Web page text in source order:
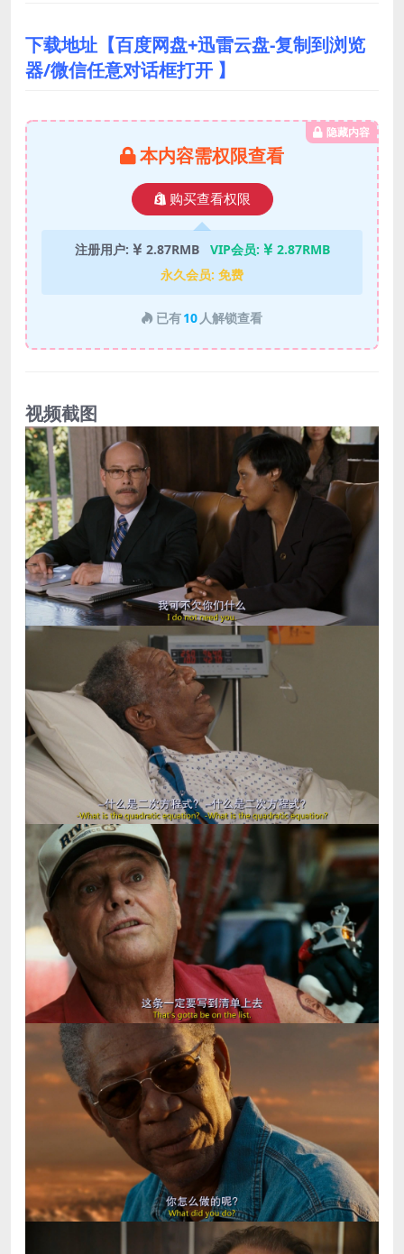
下载地址【百度网盘+迅雷云盘-复制到浏览
器/微信任意对话框打开 】
隐藏内容
本内容需权限查看
购买查看权限
注册用户: 2.87RMB VIP会员:
2.87RMB
永久会员: 免费
已有10 人解锁查看
视频截图